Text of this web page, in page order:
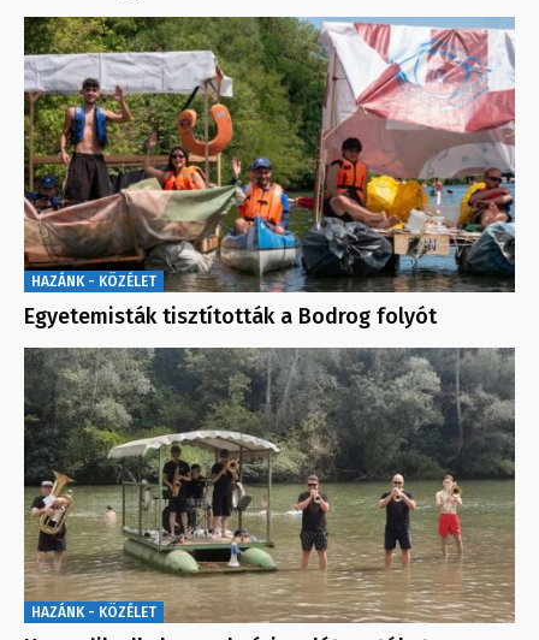
HAZÁNK - KÖZÉLET
Egyetemisták tisztították a Bodrog folyót
HAZÁNK - KÖZÉLET